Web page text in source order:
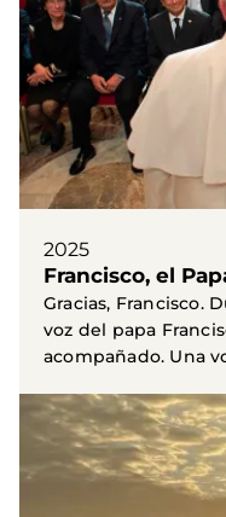
2025
Francisco, el
Gracias, Francisco.
voz del papa
acompañado. Una